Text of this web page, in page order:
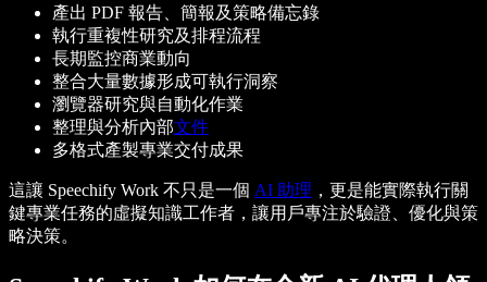
產出 PDF 報告、簡報及策略備忘錄
執行重複性研究及排程流程
長期監控商業動向
整合大量數據形成可執行洞察
瀏覽器研究與自動化作業
整理與分析內部文件
多格式產製專業交付成果
這讓 Speechify Work 不只是一個 AI 助理 ，更是能實際執行關
鍵專業任務的虛擬知識工作者，讓用戶專注於驗證、優化與策
略決策。